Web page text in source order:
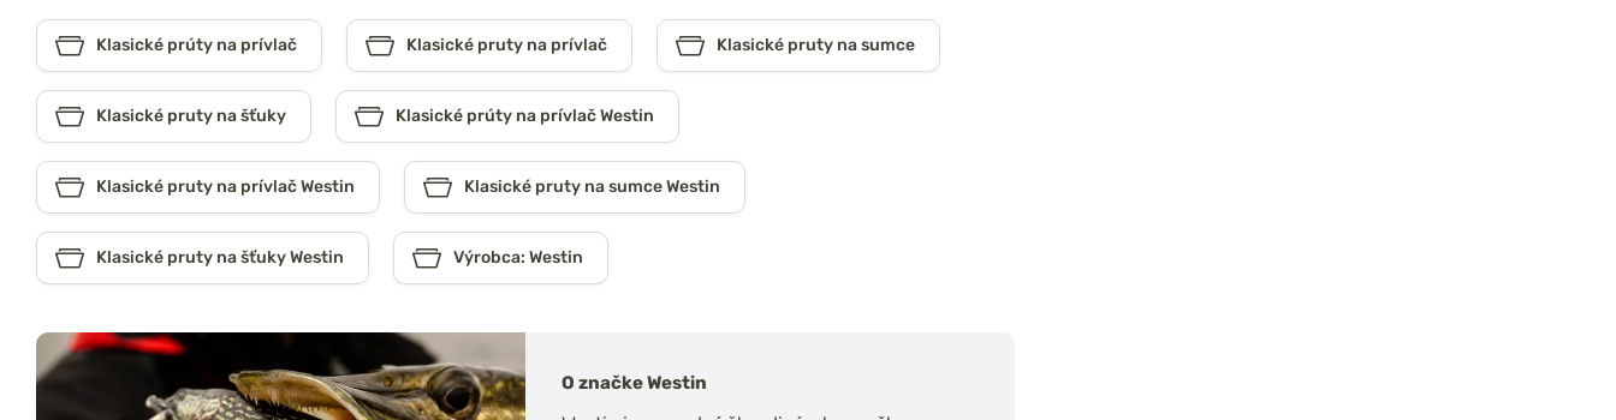
Klasické prúty na prívlač Klasické pruty na prívlač Klasické pruty na sumce
Klasické pruty na šťuky Klasické prúty na prívlač Westin
Klasické pruty na prívlač Westin Klasické pruty na sumce Westin
Klasické pruty na šťuky Westin Výrobca: Westin
O značke Westin